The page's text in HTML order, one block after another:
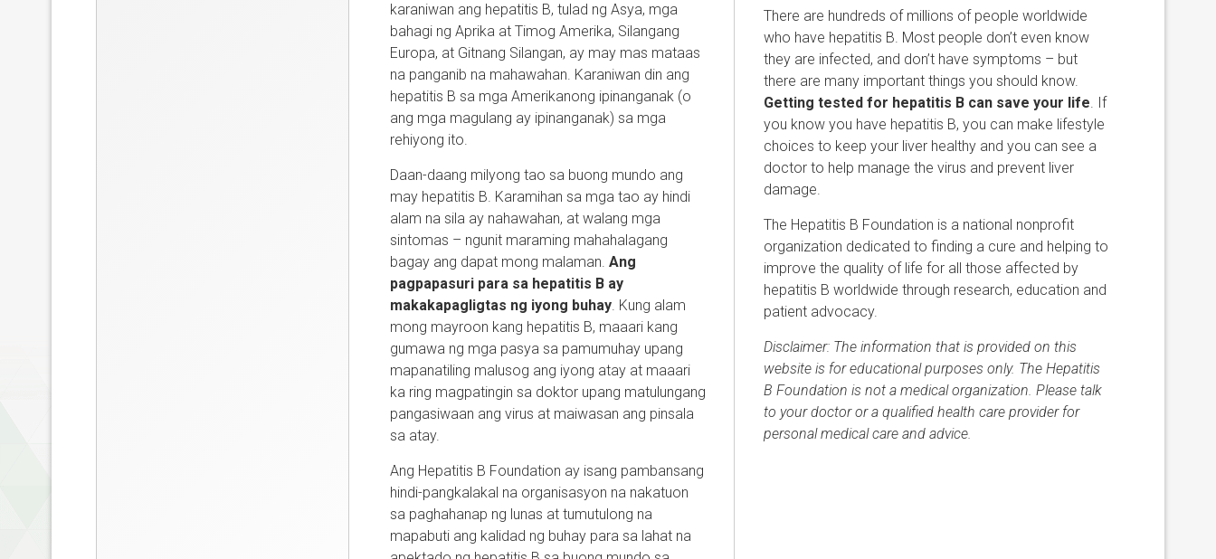
karaniwan ang hepatitis B, tulad ng Asya, mga
bahagi ng Aprika at Timog Amerika, Silangang
Europa, at Gitnang Silangan, ay may mas mataas
na panganib na mahawahan. Karaniwan din ang
hepatitis B sa mga Amerikanong ipinanganak (o
ang mga magulang ay ipinanganak) sa mga
rehiyong ito.
Daan-daang milyong tao sa buong mundo ang
may hepatitis B. Karamihan sa mga tao ay hindi
alam na sila ay nahawahan, at walang mga
sintomas – ngunit maraming mahahalagang
bagay ang dapat mong malaman. Ang
pagpapasuri para sa hepatitis B ay
makakapagligtas ng iyong buhay. Kung alam
mong mayroon kang hepatitis B, maaari kang
gumawa ng mga pasya sa pamumuhay upang
mapanatiling malusog ang iyong atay at maaari
ka ring magpatingin sa doktor upang matulungang
pangasiwaan ang virus at maiwasan ang pinsala
sa atay.
Ang Hepatitis B Foundation ay isang pambansang
hindi-pangkalakal na organisasyon na nakatuon
sa paghahanap ng lunas at tumutulong na
mapabuti ang kalidad ng buhay para sa lahat na
There are hundreds of millions of people worldwide
who have hepatitis B. Most people don’t even know
they are infected, and don’t have symptoms – but
there are many important things you should know.
Getting tested for hepatitis B can save your life. If
you know you have hepatitis B, you can make lifestyle
choices to keep your liver healthy and you can see a
doctor to help manage the virus and prevent liver
damage.
The Hepatitis B Foundation is a national nonprofit
organization dedicated to finding a cure and helping to
improve the quality of life for all those affected by
hepatitis B worldwide through research, education and
patient advocacy.
Disclaimer: The information that is provided on this
website is for educational purposes only. The Hepatitis
B Foundation is not a medical organization. Please talk
to your doctor or a qualified health care provider for
personal medical care and advice.